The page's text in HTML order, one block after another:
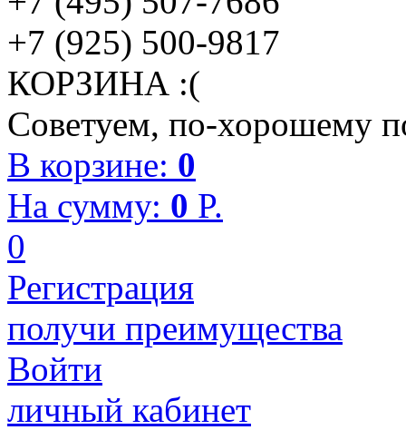
+7 (925) 500-9817
КОРЗИНА :(
Советуем, по-хорошему
В корзине: 0
На сумму: 0 P.
0
Регистрация
получи преимущества
Войти
личный кабинет